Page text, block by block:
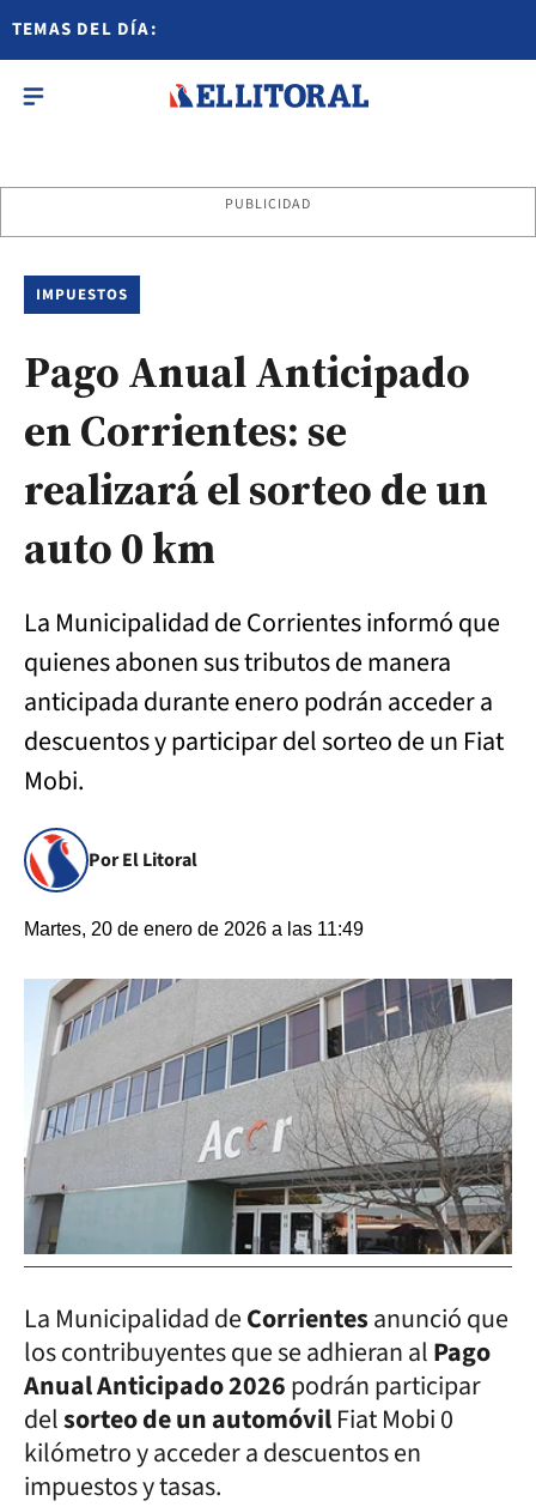
TEMAS DEL DÍA:
PUBLICIDAD
IMPUESTOS
Pago Anual Anticipado
en Corrientes: se
realizará el sorteo de un
auto 0 km
La Municipalidad de Corrientes informó que
quienes abonen sus tributos de manera
anticipada durante enero podrán acceder a
descuentos y participar del sorteo de un Fiat
Mobi.
Por El Litoral
Martes, 20 de enero de 2026 a las 11:49
La Municipalidad deCorrientesanunció que
los contribuyentes que se adhieran alPago
Anual Anticipado 2026podrán participar
delsorteo de un automóvilFiat Mobi 0
kilómetro y acceder a descuentos en
impuestos y tasas.